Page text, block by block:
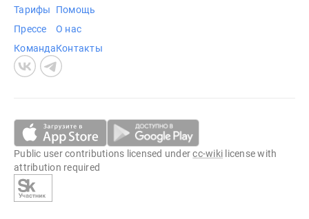
Тарифы
Прессе
Команда
Помощь
О нас
Контакты
Public user contributions licensed undercc-wiki license with
attribution required